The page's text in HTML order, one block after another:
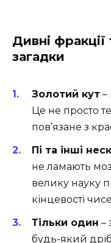
Дивні
загадки
Золотий кут –
Це не просто
пов’язане з
Пі та інші
не ламають
велику науку
кінцевості
Тільки один –
будь-який